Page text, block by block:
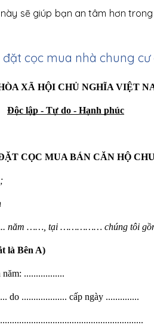
sẽ giúp bạn an tâm hơn
cọc mua nhà chung
XÃ HỘI CHỦ NGHĨA VIỆT
Độc lập - Tự do - Hạnh phúc
CỌC MUA BÁN CĂN HỘ
năm ……, tại …………… chúng tôi
là Bên A)
.................
do ................... cấp ngày ..............